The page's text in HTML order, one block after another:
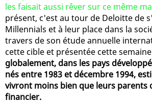
les faisait aussi rêver sur ce même
présent, c'est au tour de Deloitte de
Millennials et à leur place dans la
travers de son étude annuelle
cette cible et présentée cette
globalement, dans les pays
nés entre 1983 et décembre 1994,
vivront moins bien que leurs parents
financier.